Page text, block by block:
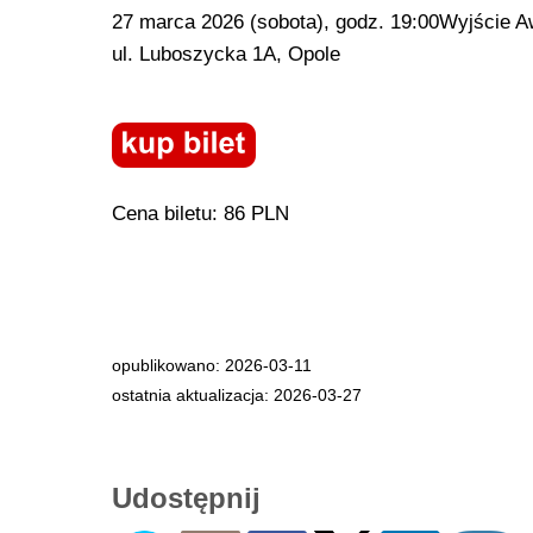
27 marca 2026 (sobota), godz. 19:00Wyjście
ul. Luboszycka 1A, Opole
Cena biletu: 86 PLN
opublikowano: 2026-03-11
ostatnia aktualizacja: 2026-03-27
Udostępnij